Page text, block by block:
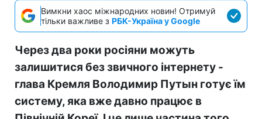
Вимкни хаос міжнародних новин! Отримуй
тільки важливе з РБК-Україна у Google
Через два роки росіяни можуть
залишитися без звичного інтернету -
глава Кремля Володимир Путын готує їм
систему, яка вже давно працює в